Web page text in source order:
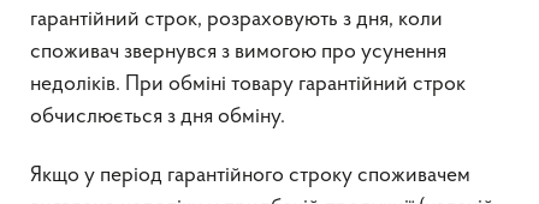
гарантійний строк, розраховують з дня, коли
споживач звернувся з вимогою про усунення
недоліків. При обміні товару гарантійний строк
обчислюється з дня обміну.
Якщо у період гарантійного строку споживачем